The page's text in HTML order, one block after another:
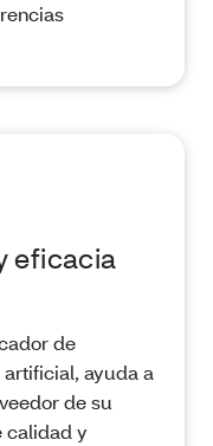
eficacia
de
ayuda a
de su
calidad y